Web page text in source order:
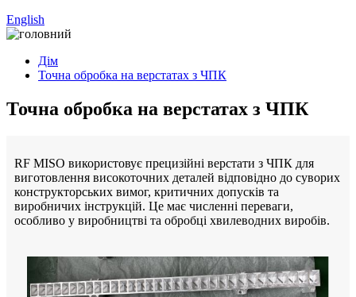
English
Дім
Точна обробка на верстатах з ЧПК
Точна обробка на верстатах з ЧПК
RF MISO використовує прецизійні верстати з ЧПК для
виготовлення високоточних деталей відповідно до суворих
конструкторських вимог, критичних допусків та
виробничих інструкцій. Це має численні переваги,
особливо у виробництві та обробці хвилеводних виробів.